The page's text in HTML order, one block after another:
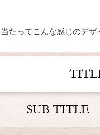
たってこんな感じのデ